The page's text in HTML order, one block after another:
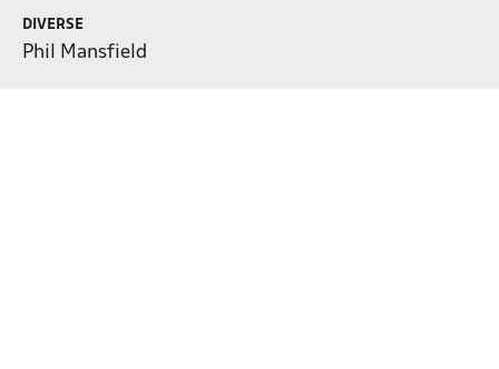
DIVERSE
Phil Mansfield